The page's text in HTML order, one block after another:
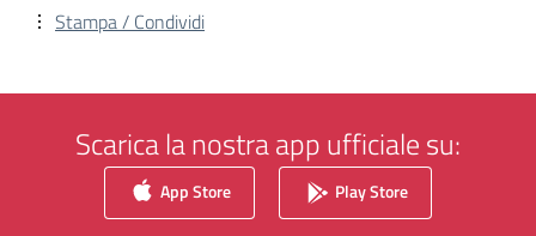
Stampa / Condividi
Scarica la nostra app ufficiale su:
App Store Play Store